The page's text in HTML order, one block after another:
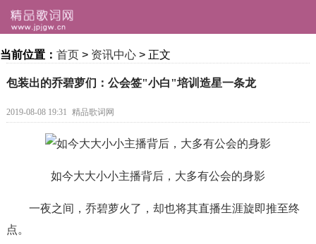
当前位置： 首页 > 资讯中心 > 正文
包装出的乔碧萝们：公会签"小白"培训造星一条龙
2019-08-08 19:31 精品歌词网
如今大大小小主播背后，大多有公会的身影
一夜之间，乔碧萝火了，却也将其直播生涯旋即推至终
点。